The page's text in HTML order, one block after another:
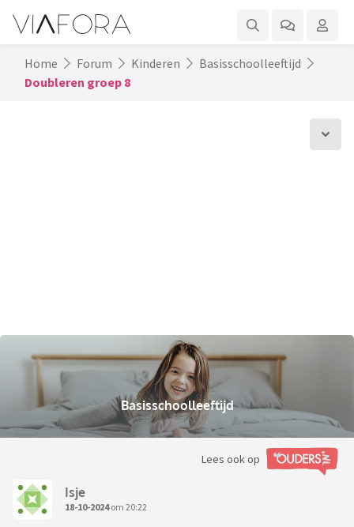
Home Forum Kinderen
Basisschoolleeftijd
Doubleren groep 8
Basisschoolleeftijd
Lees ook op
Isje
18-10-2024om 20:22